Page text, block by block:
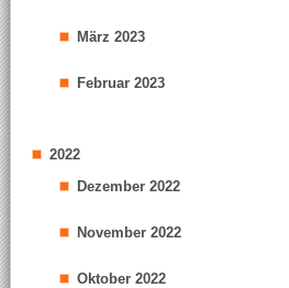
März 2023
Februar 2023
2022
Dezember 2022
November 2022
Oktober 2022